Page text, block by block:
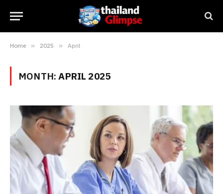
Home » 2025 » April
MONTH:APRIL 2025